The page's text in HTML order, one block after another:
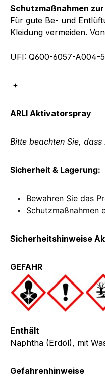
Schutzmaßnahmen
Für gute Be- und
Kleidung vermeiden.
UFI: Q600-6057-A004-
+
ARLI Aktivatorspray
Bitte beachten Sie,
Sicherheit & Lagerung:
Bewahren Sie das
Schutzmaßnahmen
Sicherheitshinweise
GEFAHR
Enthält
Naphtha (Erdöl), mit
Gefahrenhinweise